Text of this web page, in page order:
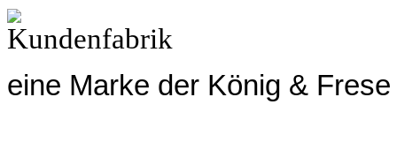
eine Marke der König &